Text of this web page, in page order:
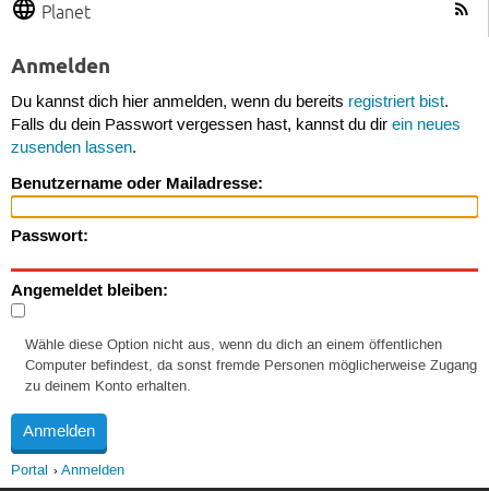
Planet
Anmelden
Du kannst dich hier anmelden, wenn du bereits registriert bist.
Falls du dein Passwort vergessen hast, kannst du dir ein neues
zusenden lassen.
Benutzername oder Mailadresse:
Passwort:
Angemeldet bleiben:
Wähle diese Option nicht aus, wenn du dich an einem öffentlichen
Computer befindest, da sonst fremde Personen möglicherweise Zugang
zu deinem Konto erhalten.
Portal Anmelden